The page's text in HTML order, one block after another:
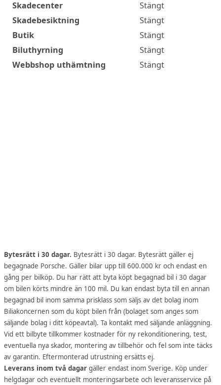
Skadecenter
Stängt
Skadebesiktning
Stängt
Butik
Stängt
Biluthyrning
Stängt
Webbshop uthämtning
Stängt
Bytesrätt i 30 dagar. Bytesrätt i 30 dagar. Bytesrätt gäller ej
begagnade Porsche. Gäller bilar upp till 600.000 kr och endast en
gång per bilköp. Du har rätt att byta köpt begagnad bil i 30 dagar
om bilen körts mindre än 100 mil. Du kan endast byta till en annan
begagnad bil inom samma prisklass som säljs av det bolag inom
Biliakoncernen som du köpt bilen från (bolaget som anges som
säljande bolag i ditt köpeavtal). Ta kontakt med säljande anläggning.
Vid ett bilbyte tillkommer kostnader för ny rekonditionering, test,
eventuella nya skador, montering av tillbehör och fel som inte täcks
av garantin. Eftermonterad utrustning ersätts ej.
Leverans inom två dagar gäller endast inom Sverige. Köp under
helgdagar och eventuellt monteringsarbete och leveransservice på